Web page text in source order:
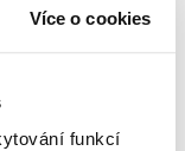
Více o cookies
funkcí
zadaného rámce
dál výrazně